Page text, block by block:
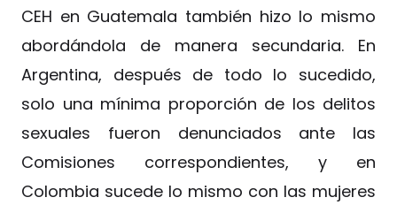
CEH en Guatemala también hizo lo mismo
abordándola de manera secundaria. En
Argentina, después de todo lo sucedido,
solo una mínima proporción de los delitos
sexuales fueron denunciados ante las
Comisiones correspondientes, y en
Colombia sucede lo mismo con las mujeres